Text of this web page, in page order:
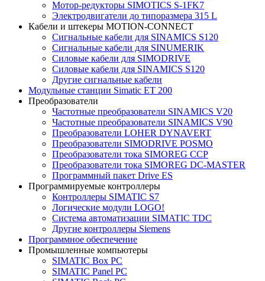
Мотор-редукторы SIMOTICS S-1FK7
Электродвигатели до типоразмера 315 L
Кабели и штекеры MOTION-CONNECT
Сигнальные кабели для SINAMICS S120
Сигнальные кабели для SINUMERIK
Силовые кабели для SIMODRIVE
Силовые кабели для SINAMICS S120
Другие сигнальные кабели
Модульные станции Simatic ET 200
Преобразователи
Частотные преобразователи SINAMICS V20
Частотные преобразователи SINAMICS V90
Преобразователи LOHER DYNAVERT
Преобразователи SIMODRIVE POSMO
Преобразователи тока SIMOREG CCP
Преобразователи тока SIMOREG DC-MASTER
Программный пакет Drive ES
Программируемые контроллеры
Контроллеры SIMATIC S7
Логические модули LOGO!
Система автоматизации SIMATIC TDC
Другие контроллеры Siemens
Программное обеспечение
Промышленные компьютеры
SIMATIC Box PC
SIMATIC Panel PС